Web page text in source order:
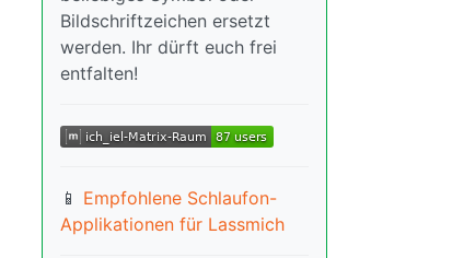
Bildschriftzeichen ersetzt
werden. Ihr dürft euch frei
entfalten!
📱 Empfohlene Schlaufon-
Applikationen für Lassmich